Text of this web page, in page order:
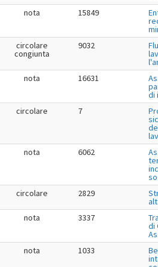
nota 15849
circolare
congiunta
9032
nota 16631
di
circolare 7
nota 6062
circolare 2829
nota 3337
di
nota 1033